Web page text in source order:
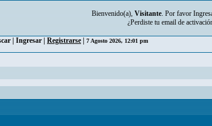
Bienvenido(a), Visitante. Por favor
¿Perdiste tu email de
Ingresar Registrarse 7 Agosto 2026, 12:01 pm